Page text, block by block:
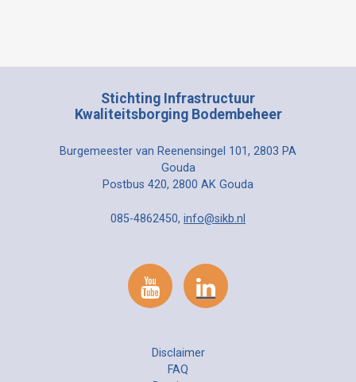
Stichting Infrastructuur
Kwaliteitsborging Bodembeheer
Burgemeester van Reenensingel 101, 2803 PA
Gouda
Postbus 420, 2800 AK Gouda
085-4862450, info@sikb.nl
Disclaimer
FAQ